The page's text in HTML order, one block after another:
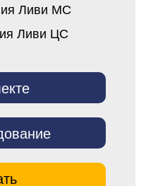
Ливи МС
Ливи ЦС